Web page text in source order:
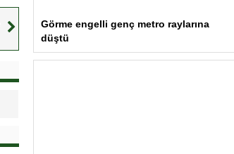
Görme engelli genç metro raylarına
düştü